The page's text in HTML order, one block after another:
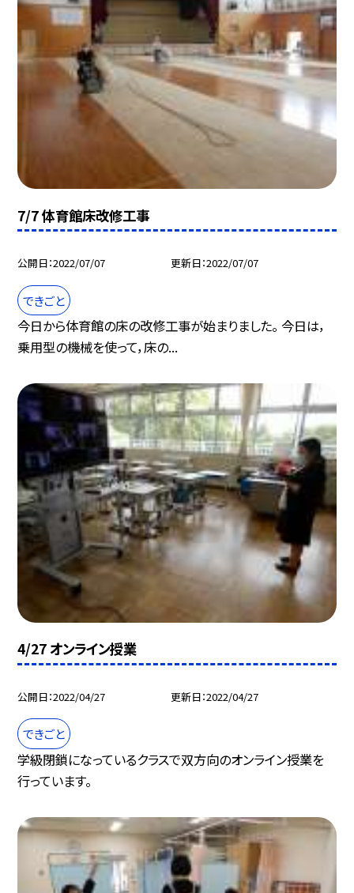
7/7 体育館床改修工事
公開日 2022/07/07 更新日 2022/07/07
できごと
今日から体育館の床の改修工事が始まりました。 今日は，
乗用型の機械を使って，床の...
4/27 オンライン授業
公開日 2022/04/27 更新日 2022/04/27
できごと
学級閉鎖になっているクラスで双方向のオンライン授業を
行っています。